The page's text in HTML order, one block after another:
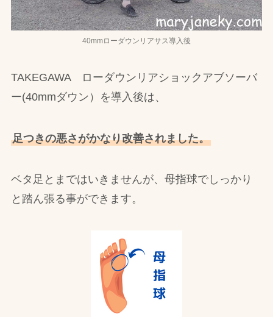
40mmローダウンリアサス導入後
TAKEGAWA ローダウンリアショックアブソーバ
ー(40mmダウン）を導入後は、
足つきの悪さがかなり改善されました。
ベタ足とまではいきませんが、母指球でしっかり
と踏ん張る事ができます。